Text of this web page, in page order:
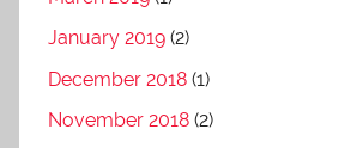
January 2019 (2)
December 2018 (1)
November 2018 (2)